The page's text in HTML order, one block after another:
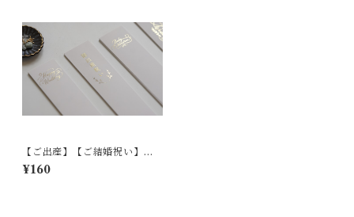
【ご出産】【ご結婚祝い】表
書き追加(同じ字体2枚)【全4
種】
¥160